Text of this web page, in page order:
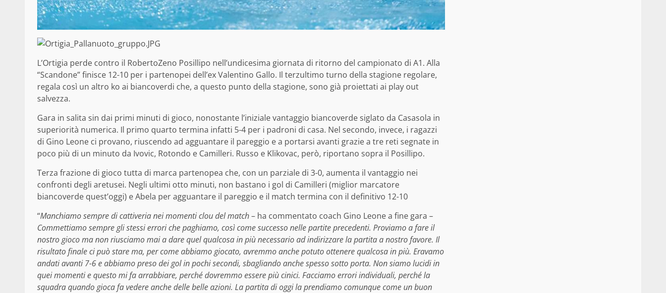
L’Ortigia perde contro il RobertoZeno Posillipo nell’undicesima giornata di ritorno del campionato di A1. Alla
“Scandone” finisce 12-10 per i partenopei dell’ex Valentino Gallo. Il terzultimo turno della stagione regolare,
regala così un altro ko ai biancoverdi che, a questo punto della stagione, sono già proiettati ai play out
salvezza.
Gara in salita sin dai primi minuti di gioco, nonostante l’iniziale vantaggio biancoverde siglato da Casasola in
superiorità numerica. Il primo quarto termina infatti 5-4 per i padroni di casa. Nel secondo, invece, i ragazzi
di Gino Leone ci provano, riuscendo ad agguantare il pareggio e a portarsi avanti grazie a tre reti segnate in
poco più di un minuto da Ivovic, Rotondo e Camilleri. Russo e Klikovac, però, riportano sopra il Posillipo.
Terza frazione di gioco tutta di marca partenopea che, con un parziale di 3-0, aumenta il vantaggio nei
confronti degli aretusei. Negli ultimi otto minuti, non bastano i gol di Camilleri (miglior marcatore
biancoverde quest’oggi) e Abela per agguantare il pareggio e il match termina con il definitivo 12-10
“Manchiamo sempre di cattiveria nei momenti clou del match– ha commentato coach Gino Leone a fine gara –
Commettiamo sempre gli stessi errori che paghiamo, così come successo nelle partite precedenti. Proviamo a fare il
nostro gioco ma non riusciamo mai a dare quel qualcosa in più necessario ad indirizzare la partita a nostro favore. Il
risultato finale ci può stare ma, per come abbiamo giocato, avremmo anche potuto ottenere qualcosa in più. Eravamo
andati avanti 7-6 e abbiamo preso dei gol in pochi secondi, sbagliando anche spesso sotto porta. Non siamo lucidi in
quei momenti e questo mi fa arrabbiare, perché dovremmo essere più cinici. Facciamo errori individuali, perché la
squadra quando gioca fa vedere anche delle belle azioni. La partita di oggi la prendiamo comunque come un buon